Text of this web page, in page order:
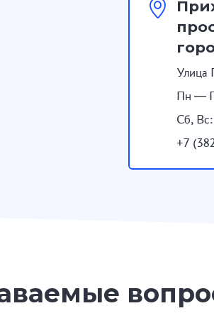
Улица
Пн —
Сб,
+7